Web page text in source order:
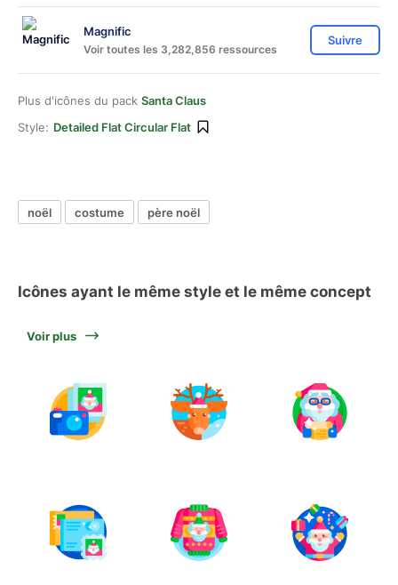
Magnific
Voir toutes les 3,282,856 ressources
Suivre
Plus d'icônes du pack Santa Claus
Style: Detailed Flat Circular Flat
noël costume père noël
Icônes ayant le même style et le même concept
Voir plus